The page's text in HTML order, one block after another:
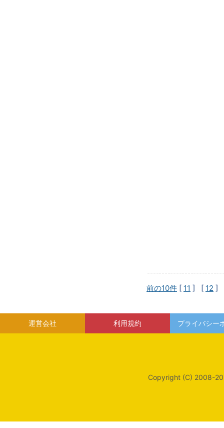
前の10件 [ 11 ] [ 12 ]
運営会社 利用規約 プライバシー
Copyright (C) 2008-